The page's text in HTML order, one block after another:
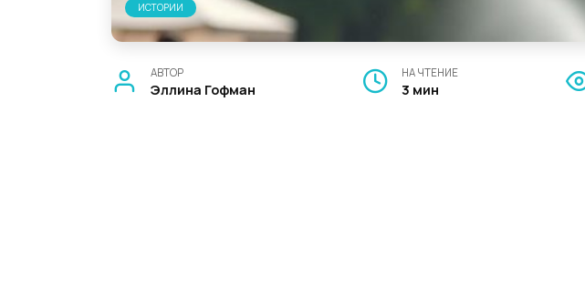
ИСТОРИИ
АВТОР
Эллина Гофман
НА ЧТЕНИЕ
3 мин